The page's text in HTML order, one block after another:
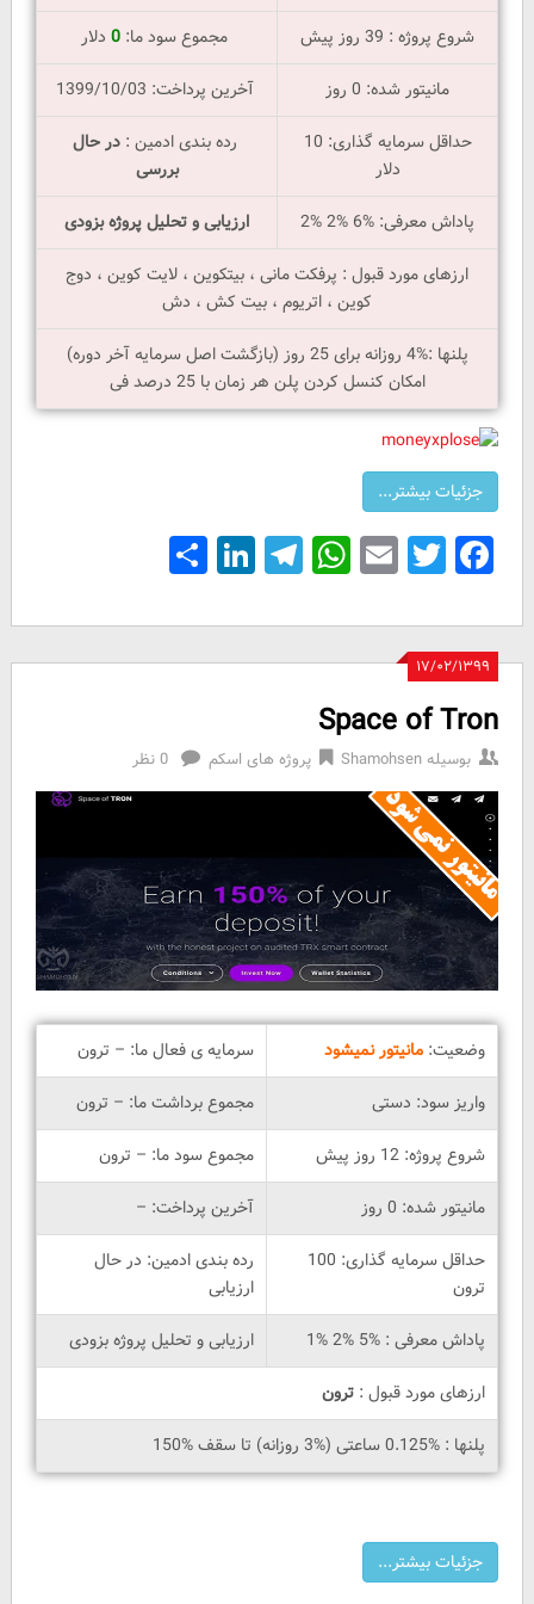
شروع پروژه : 39 روز پیش مجموع سود ما: 0 دلار
مانیتور شده: 0 روز
آخرین پرداخت: 1399/10/03
حداقل سرمایه گذاری: 10
دلار
رده بندی ادمین :در حال
بررسی
پاداش معرفی: %6 %2 %2
ارزیابی و تحلیل پروژه بزودی
ارزهای مورد قبول : پرفکت مانی ، بیتکوین ، لایت کوین ، دوج
کوین ، اتریوم ، بیت کش ، دش
پلنها :%4 روزانه برای 25 روز (بازگشت اصل سرمایه آخر دوره)
امکان کنسل کردن پلن هر زمان با 25 درصد فی
Facebook
Twitter
Email
WhatsApp
Telegram
LinkedIn
Share
۱۷/۰۲/۱۳۹۹
Space of Tron
بوسیلهShamohsen پروژه های اسکم 0 نظر
وضعیت: مانیتور نمیشود
سرمایه ی فعال ما: – ترون
واریز سود: دستی
مجموع برداشت ما: – ترون
شروع پروژه: 12 روز پیش
مجموع سود ما: – ترون
مانیتور شده: 0 روز
آخرین پرداخت: –
حداقل سرمایه گذاری: 100
ترون
رده بندی ادمین: در حال
ارزیابی
پاداش معرفی : %5 %2 %1
ارزیابی و تحلیل پروژه بزودی
ارزهای مورد قبول : ترون
پلنها : %0.125 ساعتی (%3 روزانه) تا سقف %150